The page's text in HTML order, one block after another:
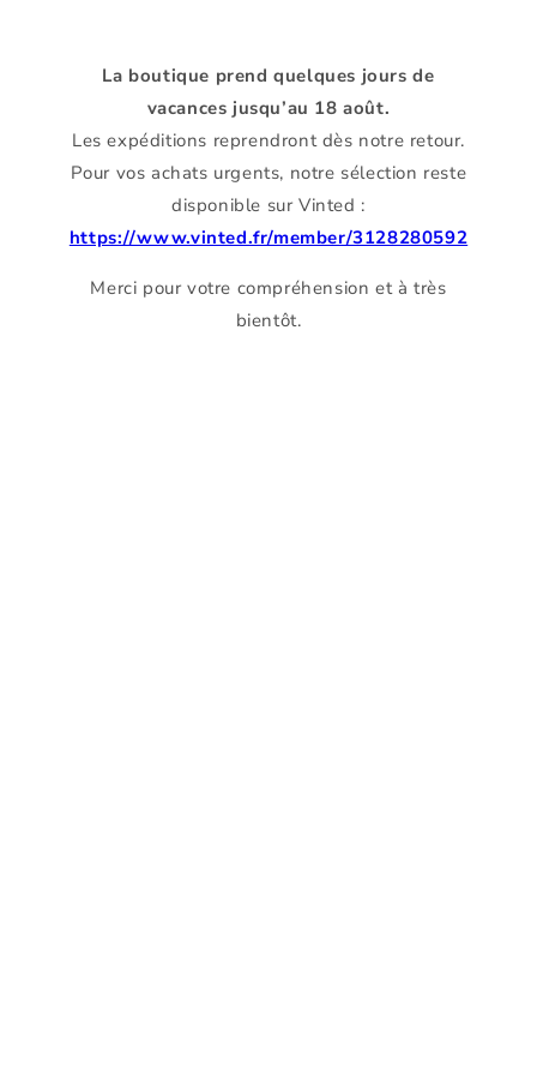
La boutique prend quelques jours de
vacances jusqu’au 18 août.
Les expéditions reprendront dès notre retour.
Pour vos achats urgents, notre sélection reste
disponible sur Vinted :
https://www.vinted.fr/member/3128280592
Merci pour votre compréhension et à très
bientôt.